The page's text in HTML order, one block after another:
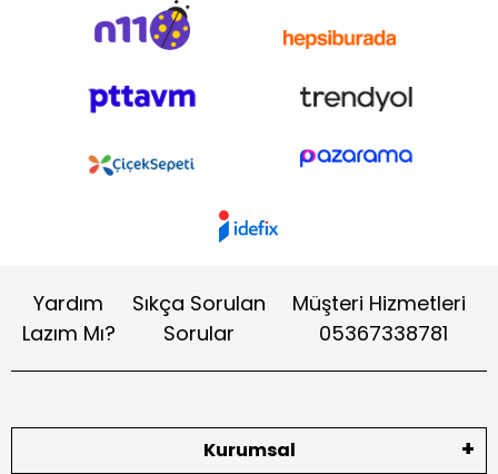
Yardım
Lazım Mı?
Sıkça Sorulan
Sorular
Müşteri Hizmetleri
05367338781
Kurumsal